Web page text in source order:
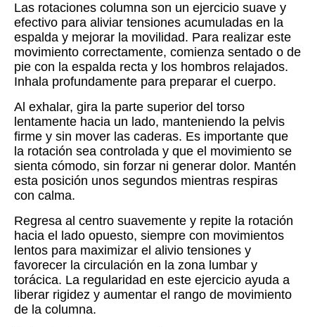
Las rotaciones columna son un ejercicio suave y
efectivo para aliviar tensiones acumuladas en la
espalda y mejorar la movilidad. Para realizar este
movimiento correctamente, comienza sentado o de
pie con la espalda recta y los hombros relajados.
Inhala profundamente para preparar el cuerpo.
Al exhalar, gira la parte superior del torso
lentamente hacia un lado, manteniendo la pelvis
firme y sin mover las caderas. Es importante que
la rotación sea controlada y que el movimiento se
sienta cómodo, sin forzar ni generar dolor. Mantén
esta posición unos segundos mientras respiras
con calma.
Regresa al centro suavemente y repite la rotación
hacia el lado opuesto, siempre con movimientos
lentos para maximizar el alivio tensiones y
favorecer la circulación en la zona lumbar y
torácica. La regularidad en este ejercicio ayuda a
liberar rigidez y aumentar el rango de movimiento
de la columna.